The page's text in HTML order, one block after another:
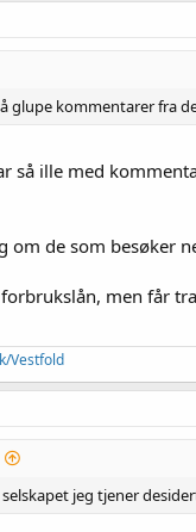
glupe kommentarer fra
så ille med
om de som besøker
men får
Vestfold
jeg tjener